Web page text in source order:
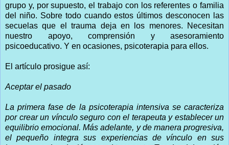
grupo y, por supuesto, el trabajo con los referentes o familia
del niño. Sobre todo cuando estos últimos desconocen las
secuelas que el trauma deja en los menores. Necesitan
nuestro apoyo, comprensión y asesoramiento
psicoeducativo. Y en ocasiones, psicoterapia para ellos.
El artículo prosigue así:
Aceptar el pasado
La primera fase de la psicoterapia intensiva se caracteriza
por crear un vínculo seguro con el terapeuta y establecer un
equilibrio emocional. Más adelante, y de manera progresiva,
el pequeño integra sus experiencias de vínculo en sus